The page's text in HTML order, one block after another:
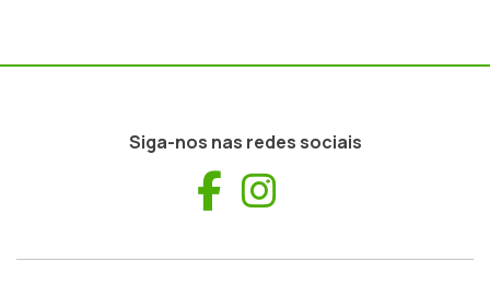
Siga-nos nas redes sociais
Facebook